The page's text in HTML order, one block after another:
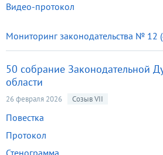
Видео-протокол
Мониторинг законодательства № 12
50 собрание Законодательной
области
26 февраля 2026 Созыв VII
Повестка
Протокол
Стенограмма